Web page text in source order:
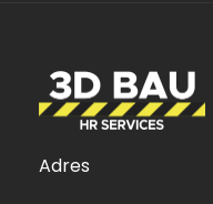
Adres